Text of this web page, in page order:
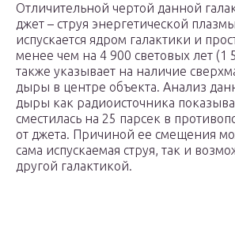
Отличительной чертой данной
джет – струя энергетической
испускается ядром галактики и
менее чем на 4 900 световых лет (1
также указывает на наличие
дыры в центре объекта. Анализ
дыры как радиоисточника
сместилась на 25 парсек в
от джета. Причиной ее смещения
сама испускаемая струя, так и
другой галактикой.